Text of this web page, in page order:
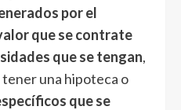
por el
que se contrate
que se tengan,
tener una hipoteca o
que se